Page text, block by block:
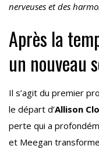
nerveuses et des
Après la
un nouveau
Il s’agit du premier
le départ d’Allison
perte qui a
et Meegan